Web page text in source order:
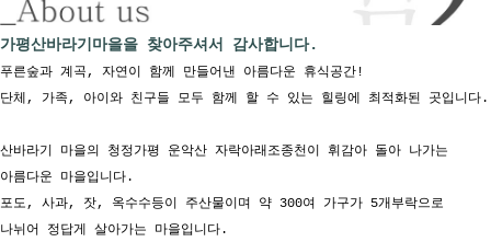
가평산바라기마을을 찾아주셔서 감사합니다.
푸른숲과 계곡, 자연이 함께 만들어낸 아름다운 휴식공간!
단체, 가족, 아이와 친구들 모두 함께 할 수 있는 힐링에 최적화된 곳입니다.
산바라기 마을의 청정가평 운악산 자락아래조종천이 휘감아 돌아 나가는
아름다운 마을입니다.
포도, 사과, 잣, 옥수수등이 주산물이며 약 300여 가구가 5개부락으로
나뉘어 정답게 살아가는 마을입니다.